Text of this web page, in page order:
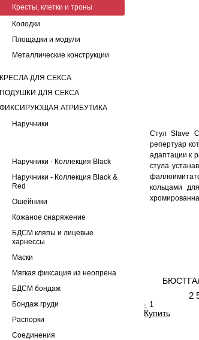
Кресты, клетки и троны
Колодки
Площадки и модули
Металлические конструкции
КРЕСЛА ДЛЯ СЕКСА
ПОДУШКИ ДЛЯ СЕКСА
ФИКСИРУЮЩАЯ АТРИБУТИКА
Наручники
Наручники - Коллекция Black
Наручники - Коллекция Black &
Red
Ошейники
Кожаное снаряжение
БДСМ кляпы и лицевые
харнессы
Маски
Мягкая фиксация из неопрена
БДСМ бондаж
Бондаж груди
Распорки
Соединения
Стул Slave
репертуар
адаптации к
стула
кольцами
2
-
Купить